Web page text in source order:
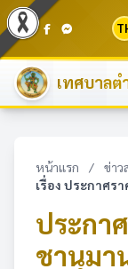
เทศบาล
หน้าแรก / ข่าว
เรื่อง ประกาศร
ประกา
ชานุมา